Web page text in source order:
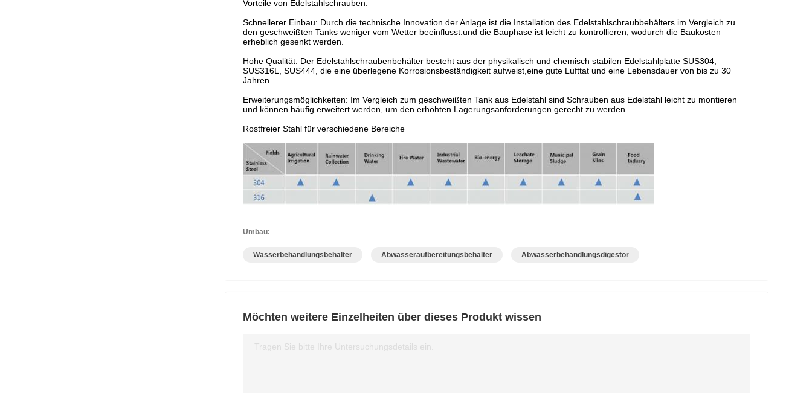
Vorteile von Edelstahlschrauben:
Schnellerer Einbau: Durch die technische Innovation der Anlage ist die Installation des Edelstahlschraubbehälters im Vergleich zu
den geschweißten Tanks weniger vom Wetter beeinflusst.und die Bauphase ist leicht zu kontrollieren, wodurch die Baukosten
erheblich gesenkt werden.
Hohe Qualität: Der Edelstahlschraubenbehälter besteht aus der physikalisch und chemisch stabilen Edelstahlplatte SUS304,
SUS316L, SUS444, die eine überlegene Korrosionsbeständigkeit aufweist,eine gute Lufttat und eine Lebensdauer von bis zu 30
Jahren.
Erweiterungsmöglichkeiten: Im Vergleich zum geschweißten Tank aus Edelstahl sind Schrauben aus Edelstahl leicht zu montieren
und können häufig erweitert werden, um den erhöhten Lagerungsanforderungen gerecht zu werden.
Rostfreier Stahl für verschiedene Bereiche
Umbau:
Wasserbehandlungsbehälter Abwasseraufbereitungsbehälter Abwasserbehandlungsdigestor
Möchten weitere Einzelheiten über dieses Produkt wissen
Tragen Sie bitte Ihre Untersuchungsdetails ein.